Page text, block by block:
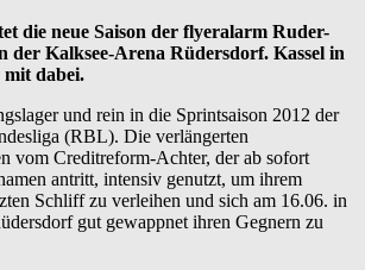
die neue Saison der flyeralarm Ruder-
der Kalksee-Arena Rüdersdorf. Kassel in
dabei.
und rein in die Sprintsaison 2012 der
(RBL). Die verlängerten
vom Creditreform-Achter, der ab sofort
antritt, intensiv genutzt, um ihrem
Schliff zu verleihen und sich am 16.06. in
gut gewappnet ihren Gegnern zu